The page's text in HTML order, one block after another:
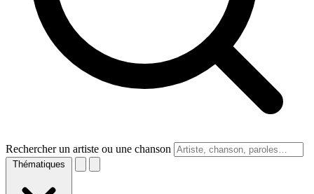
Rechercher un artiste ou une chanson
Thématiques